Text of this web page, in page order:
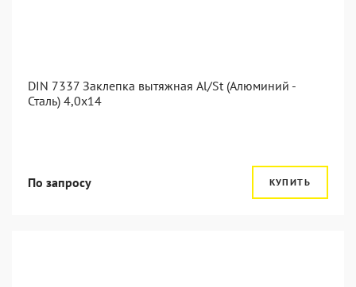
DIN 7337 Заклепка вытяжная Al/St (Алюминий -
Сталь) 4,0x14
По запросу КУПИТЬ